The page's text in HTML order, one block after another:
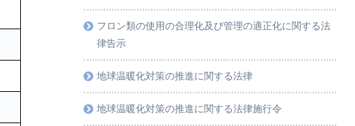
フロン類の使用の合理化及び管理の適正化に関する法
律告示
地球温暖化対策の推進に関する法律
地球温暖化対策の推進に関する法律施行令